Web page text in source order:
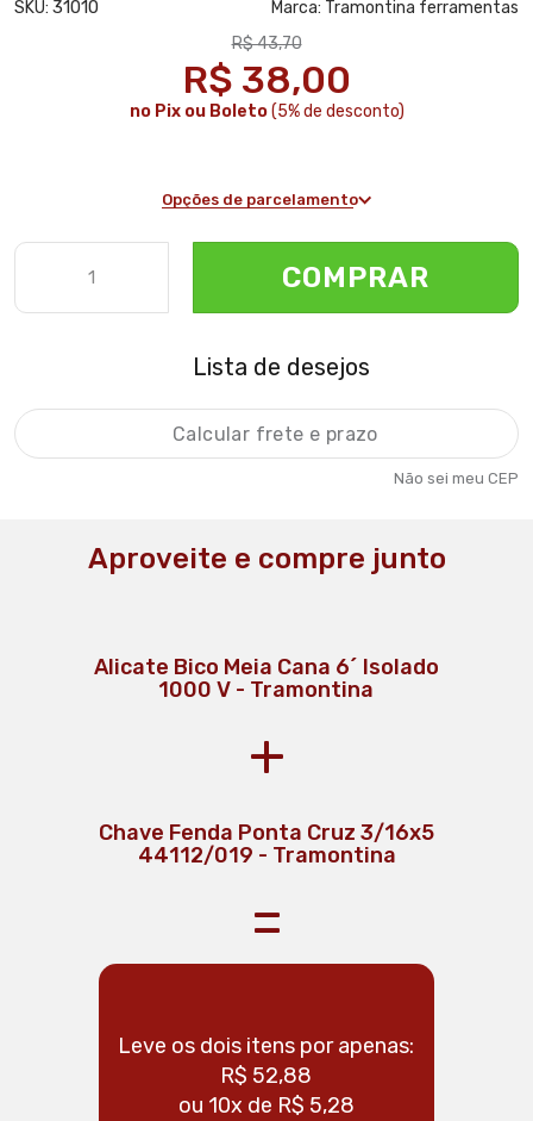
SKU: 31010 Marca: Tramontina ferramentas
R$ 43,70
R$ 38,00
no Pix ou Boleto(5% de desconto)
Opções de parcelamento
COMPRAR
Lista de desejos
Não sei meu CEP
Aproveite e compre junto
Alicate Bico Meia Cana 6´ Isolado
1000 V - Tramontina
+
Chave Fenda Ponta Cruz 3/16x5
44112/019 - Tramontina
Alicate Tramontina Corte Diagonal
6 41006/106
=
Leve os dois itens por apenas:
R$ 52,88
ou 10x de R$ 5,28